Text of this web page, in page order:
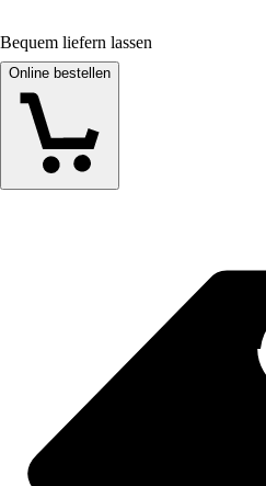
Bequem liefern lassen
Online bestellen